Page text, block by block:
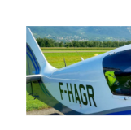
Détails